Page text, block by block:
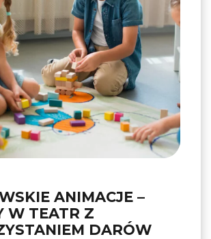
ANIMACJE –
W TEATR Z
DARÓW